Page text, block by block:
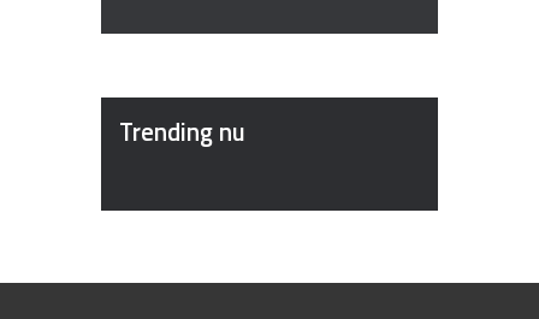
Trending nu